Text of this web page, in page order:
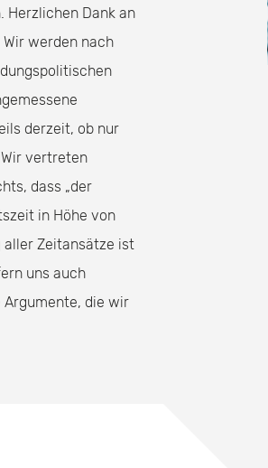
Herzlichen Dank an
werden nach
derzeit, ob nur
vertreten
dass „der
in Höhe von
aller Zeitansätze ist
uns auch
die wir